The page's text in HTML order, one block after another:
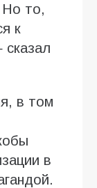
Но то,
к
в том
в